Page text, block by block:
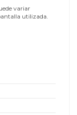
variar
utilizada.